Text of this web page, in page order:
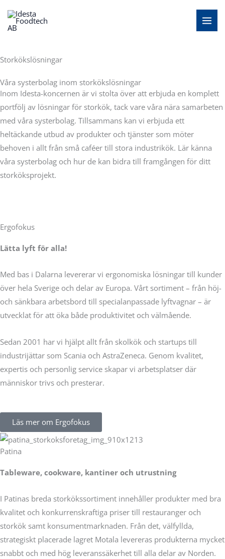
till
innehåll
Storkökslösningar
Våra systerbolag inom storkökslösningar
Inom Idesta-koncernen är vi stolta över att erbjuda en komplett
portfölj av lösningar för storkök, tack vare våra nära samarbeten
med våra systerbolag. Tillsammans kan vi erbjuda ett
heltäckande utbud av produkter och tjänster som möter
behoven i allt från små caféer till stora industrikök. Lär känna
våra systerbolag och hur de kan bidra till framgången för ditt
storköksprojekt.
Ergofokus
Lätta lyft för alla!
Med bas i Dalarna levererar vi ergonomiska lösningar till kunder
över hela Sverige och delar av Europa. Vårt sortiment – från höj-
och sänkbara arbetsbord till specialanpassade lyftvagnar – är
utvecklat för att öka både produktivitet och välmående.
Sedan 2001 har vi hjälpt allt från skolkök och startups till
industrijättar som Scania och AstraZeneca. Genom kvalitet,
expertis och personlig service skapar vi arbetsplatser där
människor trivs och presterar.
Läs mer om Ergofokus
Patina
Tableware, cookware, kantiner och utrustning
I Patinas breda storkökssortiment innehåller produkter med bra
kvalitet och konkurrenskraftiga priser till restauranger och
storkök samt konsumentmarknaden. Från det, välfyllda,
strategiskt placerade lagret Motala levereras produkterna mycket
snabbt och med hög leveranssäkerhet till alla delar av Norden.